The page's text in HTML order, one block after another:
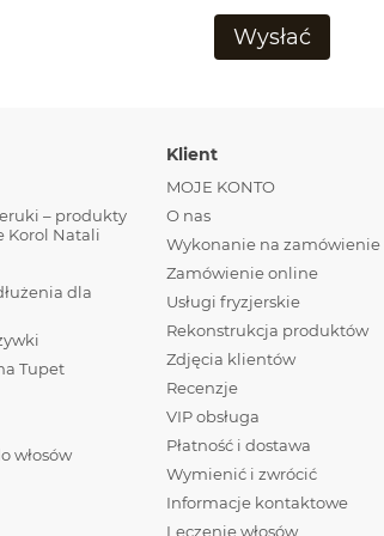
Używamy wyłącznie
produkt jest
służy przez wiele lat.
Wysłać
– produkty
Korol Natali
dla
Tupet
włosów
Klient
MOJE KONTO
О nas
Wykonanie na zamówienie
Zamówienie online
Usługi fryzjerskie
Rekonstrukcja produktów
Zdjęcia klientów
Recenzje
VIP obsługa
Płatność i dostawa
Wymienić i zwrócić
Informacje kontaktowe
Leczenie włosów